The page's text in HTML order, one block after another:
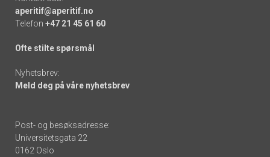
aperitif@aperitif.no
Telefon +47 21 45 61 60
Ofte stilte spørsmål
Nyhetsbrev:
Meld deg på våre nyhetsbrev
Post- og besøksadresse:
Universitetsgata 22
0162 Oslo